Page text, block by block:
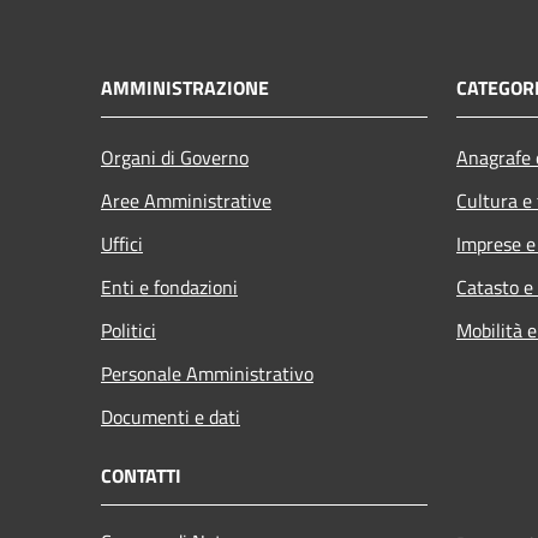
AMMINISTRAZIONE
Organi di Governo
Aree Amministrative
Uffici
Enti e fondazioni
Politici
Personale Amministrativo
Documenti e dati
Cultura
Imprese
Catasto
Mobilità
CONTATTI